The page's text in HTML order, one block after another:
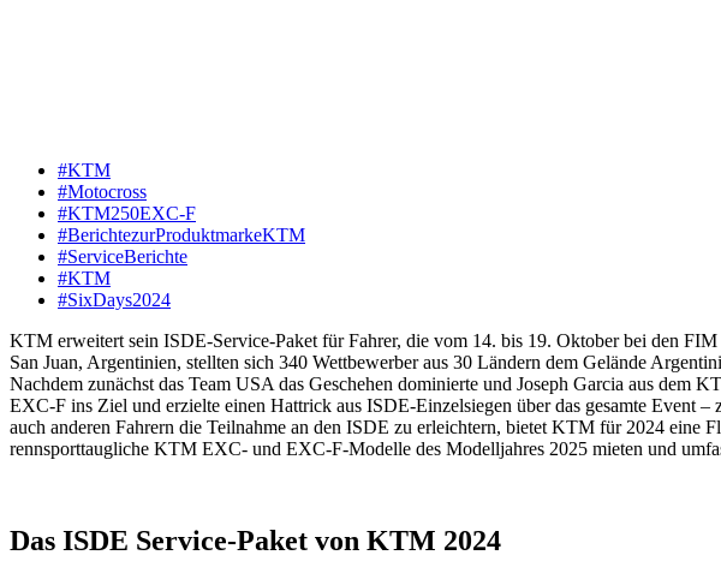
#KTM
#Motocross
#KTM250EXC-F
#BerichtezurProduktmarkeKTM
#ServiceBerichte
#KTM
#SixDays2024
KTM erweitert sein ISDE-Service-Paket für Fahrer, die vom 14. bis 19. Oktober bei den
San Juan, Argentinien, stellten sich 340 Wettbewerber aus 30 Ländern dem Gelände
Nachdem zunächst das Team USA das Geschehen dominierte und Joseph Garcia aus
EXC-F ins Ziel und erzielte einen Hattrick aus ISDE-Einzelsiegen über das gesamte Event
auch anderen Fahrern die Teilnahme an den ISDE zu erleichtern, bietet KTM für 2024 eine
rennsporttaugliche KTM EXC- und EXC-F-Modelle des Modelljahres 2025 mieten und
Das ISDE Service-Paket von KTM 2024